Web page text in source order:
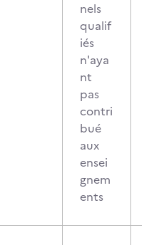
nels
qualif
iés
n'aya
nt
pas
contri
bué
aux
ensei
gnem
ents